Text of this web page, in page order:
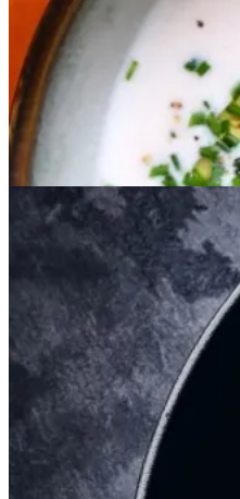
Gem opskrift
BraiseretBraiseret
oksetværreboksetvæ
rreb